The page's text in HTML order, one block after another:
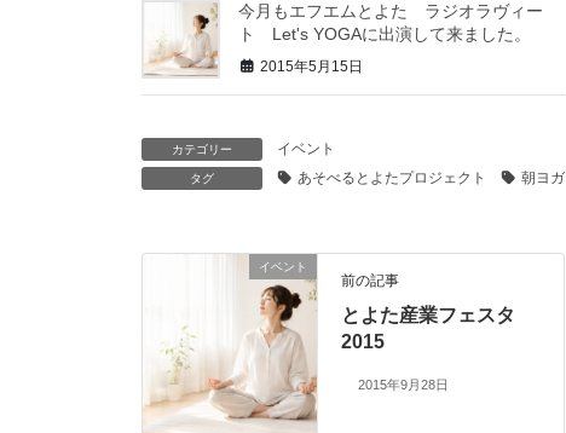
今月もエフエムとよた ラジオラヴィー
ト Let's YOGAに出演して来ました。
2015年5月15日
カテゴリー イベント
タグ あそべるとよたプロジェクト 朝ヨガ
イベント
前の記事
とよた産業フェスタ
2015
2015年9月28日